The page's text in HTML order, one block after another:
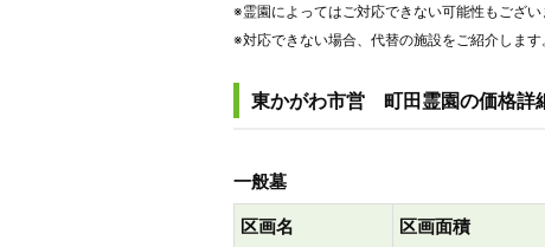
※霊園によってはご対応できない可能性もござい
※対応できない場合、代替の施設をご紹介します
東かがわ市営 町田霊園の価格詳
一般墓
区画名
区画面積